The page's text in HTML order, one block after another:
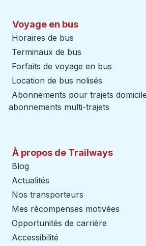
Voyage en bus
Horaires de bus
Terminaux de bus
Forfaits de voyage en bus
Location de bus nolisés
Abonnements pour trajets
abonnements multi-trajets
À propos de Trailways
Blog
Actualités
Nos transporteurs
Mes récompenses motivées
Opportunités de carrière
Accessibilité